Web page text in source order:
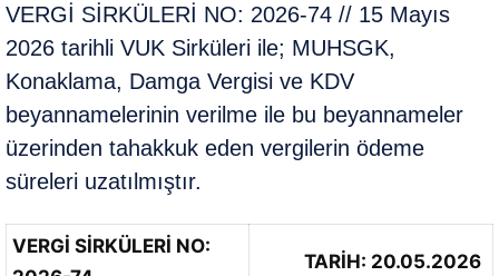
VERGİ SİRKÜLERİ NO: 2026-74 // 15 Mayıs
2026 tarihli VUK Sirküleri ile; MUHSGK,
Konaklama, Damga Vergisi ve KDV
beyannamelerinin verilme ile bu beyannameler
üzerinden tahakkuk eden vergilerin ödeme
süreleri uzatılmıştır.
VERGİ SİRKÜLERİ NO:
TARİH: 20.05.2026